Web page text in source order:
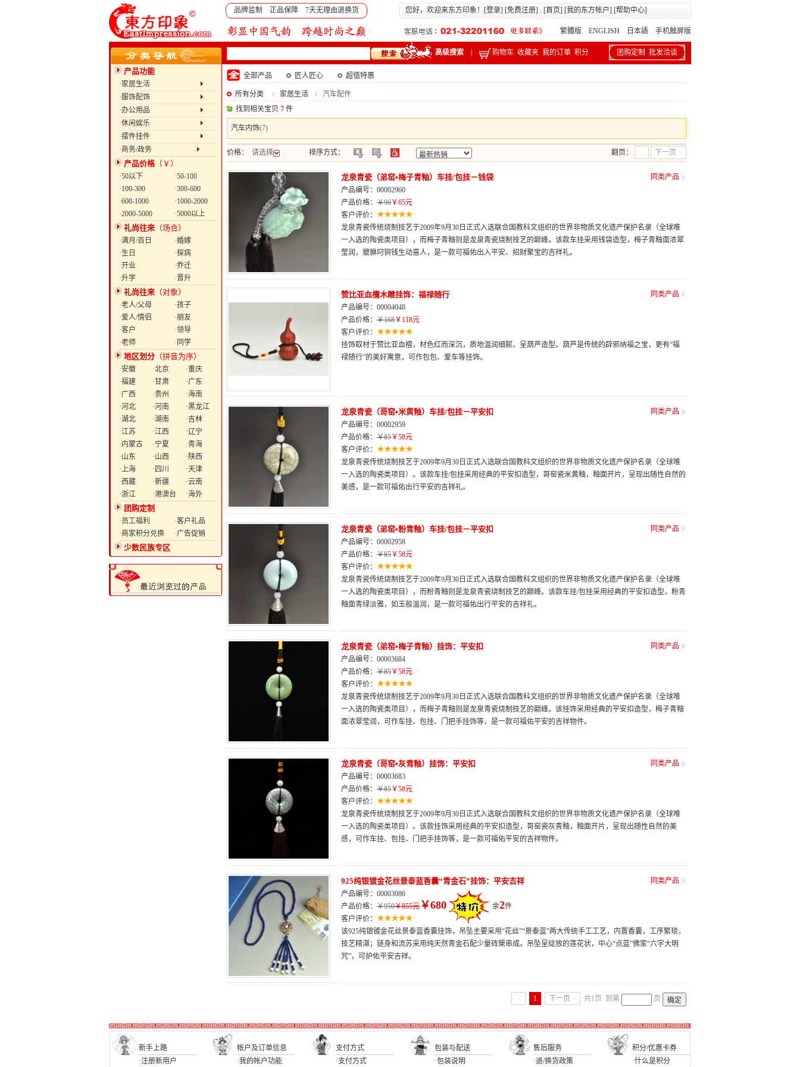
品牌监制 正品保障 7天无理由退换货 您好，欢迎来东方印象！[登录] [免费注册] . [首页] [我的东方帐户] [帮助中心]
繁體版 ENGLISH 日本語 手机触屏版
高级搜索 购物车 收藏夹 我的订单 积分 团购定制 批发洽谈
产品功能
·家居生活
·服饰配饰
·办公用品
·休闲娱乐
·摆件挂件
·商务/政务
产品价格（￥）
·50以下
·50-100
·100-300
·300-600
·600-1000
·1000-2000
·2000-5000
·5000以上
礼尚往来 （场合）
·满月/百日
·婚嫁
·生日
·探病
·开业
·乔迁
·升学
·晋升
礼尚往来 （对象）
·老人/父母
·孩子
·爱人/情侣
·朋友
·客户
·领导
·老师
·同学
地区划分 （拼音为序）
·安徽 ·北京
·重庆
·福建
·甘肃
·广东
·广西
·贵州
·海南
·河北
·河南
·黑龙江
·湖北
·湖南
·吉林
·江苏
·江西
·辽宁
·内蒙古
·宁夏
·青海
·山东
·山西
·陕西
·上海
·四川
·天津
·西藏
·新疆
·云南
·浙江
·港澳台 ·海外
团购定制
·员工福利
·客户礼品
·商家积分兑换
·广告促销
少数民族专区
全部产品 匠人匠心 超值特惠
所有分类 家居生活
汽车配件
找到相关宝贝 7 件
汽车内饰(7)
价格： 请选择 排序方式： 翻页： 下一页
龙泉青瓷（弟窑•梅子青釉）车挂/包挂－钱袋
同类产品
产品编号：00002960
产品价格： ￥96￥65元
客户评价：
龙泉青瓷传统烧制技艺于2009年9月30日正式入选联合国教科文组织的世界非物质文化遗产保护名录（全球唯
一入选的陶瓷类项目），而梅子青釉则是龙泉青瓷烧制技艺的巅峰。该款车挂采用钱袋造型，梅子青釉面浓翠
莹润，貔貅叼铜钱生动喜人，是一款可福佑出入平安、招财聚宝的吉祥礼。
赞比亚血檀木雕挂饰：福禄随行
同类产品
产品编号：00004048
产品价格： ￥168￥118元
客户评价：
挂饰取材于赞比亚血檀，材色红而深沉，质地温润细腻，呈葫芦造型。葫芦是传统的辟邪纳福之宝，更有“福
禄随行”的美好寓意，可作包包、爱车等挂饰。
龙泉青瓷（哥窑•米黄釉）车挂/包挂－平安扣
同类产品
产品编号：00002959
产品价格： ￥85￥58元
客户评价：
龙泉青瓷传统烧制技艺于2009年9月30日正式入选联合国教科文组织的世界非物质文化遗产保护名录（全球唯
一入选的陶瓷类项目）。该款车挂/包挂采用经典的平安扣造型，哥窑瓷米黄釉，釉面开片，呈现出随性自然的
美感，是一款可福佑出行平安的吉祥礼。
龙泉青瓷（弟窑•粉青釉）车挂/包挂－平安扣
同类产品
产品编号：00002958
产品价格： ￥85￥58元
客户评价：
龙泉青瓷传统烧制技艺于2009年9月30日正式入选联合国教科文组织的世界非物质文化遗产保护名录（全球唯
一入选的陶瓷类项目），而粉青釉则是龙泉青瓷烧制技艺的巅峰。该款车挂/包挂采用经典的平安扣造型，粉青
釉面青绿淡雅，如玉般温润，是一款可福佑出行平安的吉祥礼。
龙泉青瓷（弟窑•梅子青釉）挂饰：平安扣
同类产品
产品编号：00003684
产品价格： ￥85￥58元
客户评价：
龙泉青瓷传统烧制技艺于2009年9月30日正式入选联合国教科文组织的世界非物质文化遗产保护名录（全球唯
一入选的陶瓷类项目），而梅子青釉则是龙泉青瓷烧制技艺的巅峰。该挂饰采用经典的平安扣造型，梅子青釉
面浓翠莹润，可作车挂、包挂、门把手挂饰等，是一款可福佑平安的吉祥物件。
龙泉青瓷（哥窑•灰青釉）挂饰：平安扣
同类产品
产品编号：00003683
产品价格： ￥85￥58元
客户评价：
龙泉青瓷传统烧制技艺于2009年9月30日正式入选联合国教科文组织的世界非物质文化遗产保护名录（全球唯
一入选的陶瓷类项目）。该款挂饰采用经典的平安扣造型，哥窑瓷灰青釉，釉面开片，呈现出随性自然的美
感，可作车挂、包挂、门把手挂饰等，是一款可福佑平安的吉祥物件。
925纯银镀金花丝景泰蓝香囊“青金石”挂饰：平安吉祥
同类产品
产品编号：00003086
产品价格： ￥950￥855元 ￥680 余2件
客户评价：
该925纯银镀金花丝景泰蓝香囊挂饰，吊坠主要采用“花丝”“景泰蓝”两大传统手工工艺，内置香囊，工序繁琐，
技艺精湛；链身和流苏采用纯天然青金石配少量砗榘串成。吊坠呈绽放的莲花状，中心“点蓝”佛家“六字大明
咒”，可护佑平安吉祥。
1 下一页 共1页 到第 页
新手上路 帐户及订单信息 支付方式 包装与配送 售后服务
积分/优惠卡券
·注册新用户
·我的帐户功能 ·支付方式 ·包装说明 ·退/换货政策 ·什么是积分